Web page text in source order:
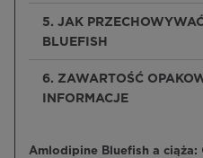
5. JAK
BLUEFISH
6. ZAWARTOŚĆ
INFORMACJE
Amlodipine Bluefish a ciąża: